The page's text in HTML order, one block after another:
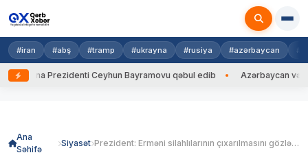
#iran #abş #tramp #ukrayna #rusiya #azərbaycan
Prezidenti Ceyhun Bayramovu qəbul edib Azərbaycan və
Ana
Səhifə
Siyasət Prezident: Erməni silahlılarının çıxarılmasını gözləyirik